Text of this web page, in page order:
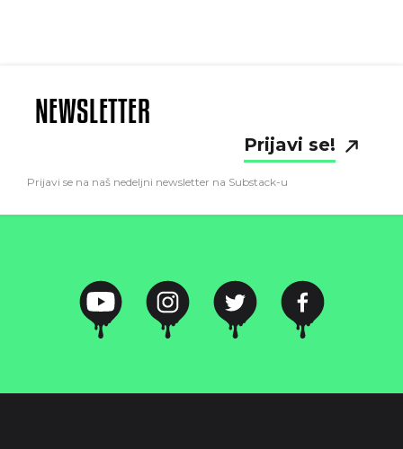
NEWSLETTER
Prijavi se!
Prijavi se na naš nedeljni newsletter na Substack-u